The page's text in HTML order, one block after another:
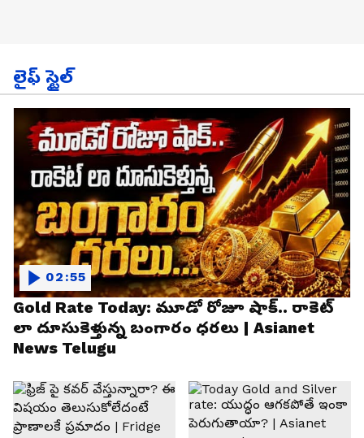
లైఫ్ స్టైల్
Gold Rate Today: మూడో రోజూ షాక్.. రాకెట్
లా దూసుకెళ్తున్న బంగారం ధరలు | Asianet
News Telugu
02:55